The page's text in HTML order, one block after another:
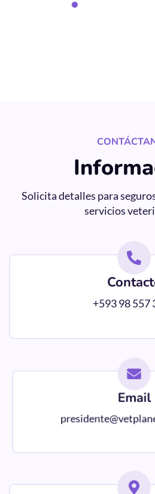
Solicita detalles para
servicios
+593 98 557
Email